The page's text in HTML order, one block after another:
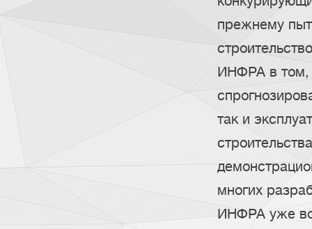
прежнему
ИНФРА в том,
так и
многих
ИНФРА уже